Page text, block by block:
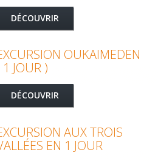
DÉCOUVRIR
OUKAIMEDEN
1 JOUR )
DÉCOUVRIR
AUX TROIS
EN 1 JOUR